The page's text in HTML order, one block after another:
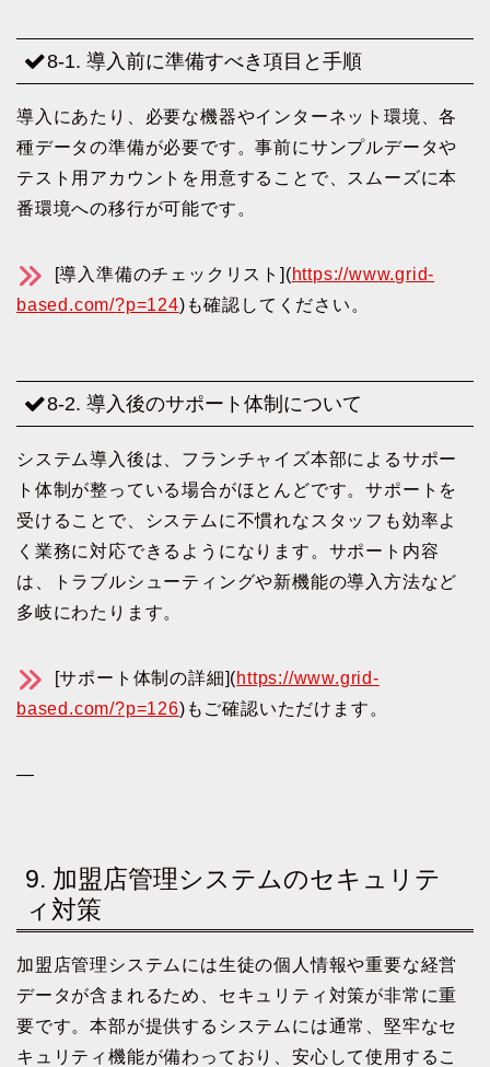
8-1. 導入前に準備すべき項目と手順
導入にあたり、必要な機器やインターネット環境、各
種データの準備が必要です。事前にサンプルデータや
テスト用アカウントを用意することで、スムーズに本
番環境への移行が可能です。
[導入準備のチェックリスト](https://www.grid-
based.com/?p=124)も確認してください。
8-2. 導入後のサポート体制について
システム導入後は、フランチャイズ本部によるサポー
ト体制が整っている場合がほとんどです。サポートを
受けることで、システムに不慣れなスタッフも効率よ
く業務に対応できるようになります。サポート内容
は、トラブルシューティングや新機能の導入方法など
多岐にわたります。
[サポート体制の詳細](https://www.grid-
based.com/?p=126)もご確認いただけます。
—
9. 加盟店管理システムのセキュリテ
ィ対策
加盟店管理システムには生徒の個人情報や重要な経営
データが含まれるため、セキュリティ対策が非常に重
要です。本部が提供するシステムには通常、堅牢なセ
キュリティ機能が備わっており、安心して使用するこ